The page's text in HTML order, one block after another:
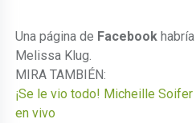
Una página de Facebook
Melissa Klug.
MIRA TAMBIÉN:
¡Se le vio todo! Micheille
en vivo